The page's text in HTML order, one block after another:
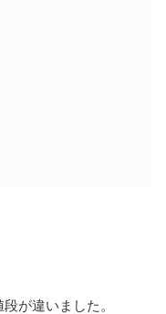
が違いました。